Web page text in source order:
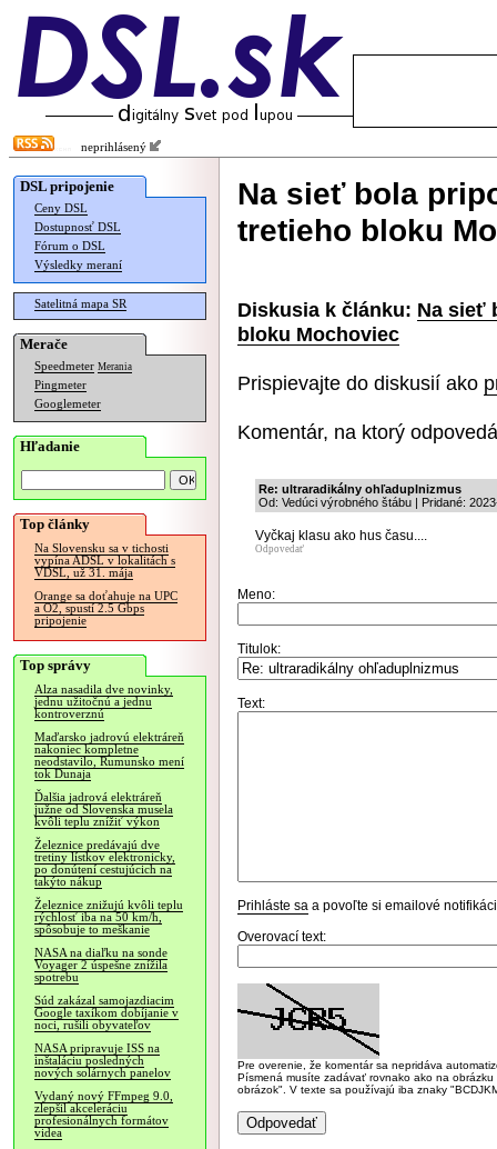
neprihlásený
DSL pripojenie
Ceny DSL
Dostupnosť DSL
Fórum o DSL
Výsledky meraní
Satelitná mapa SR
Merače
Speedmeter Merania
Pingmeter
Googlemeter
Hľadanie
Top články
Na Slovensku sa v tichosti
vypína ADSL v lokalitách s
VDSL, už 31. mája
Orange sa doťahuje na UPC
a O2, spustí 2.5 Gbps
pripojenie
Top správy
Alza nasadila dve novinky,
jednu užitočnú a jednu
kontroverznú
Maďarsko jadrovú elektráreň
nakoniec kompletne
neodstavilo, Rumunsko mení
tok Dunaja
Ďalšia jadrová elektráreň
južne od Slovenska musela
kvôli teplu znížiť výkon
Železnice predávajú dve
tretiny lístkov elektronicky,
po donútení cestujúcich na
takýto nákup
Železnice znižujú kvôli teplu
rýchlosť iba na 50 km/h,
spôsobuje to meškanie
NASA na diaľku na sonde
Voyager 2 úspešne znížila
spotrebu
Súd zakázal samojazdiacim
Google taxíkom dobíjanie v
noci, rušili obyvateľov
NASA pripravuje ISS na
inštaláciu posledných
nových solárnych panelov
Vydaný nový FFmpeg 9.0,
zlepšil akceleráciu
profesionálnych formátov
videa
Na sieť bola
tretieho bloku
Diskusia k článku: Na sieť
bloku Mochoviec
Prispievajte do diskusií ako
Komentár, na ktorý
Re: ultraradikálny ohľaduplnizmus
Od: Vedúci výrobného štábu | Pridané:
Vyčkaj klasu ako hus času....
Odpovedať
Meno:
Titulok:
Text:
Prihláste sa a povoľte si emailové
Overovací text:
Pre overenie, že komentár sa nepridáva
Písmená musíte zadávať rovnako ako na
obrázok". V texte sa používajú iba znaky